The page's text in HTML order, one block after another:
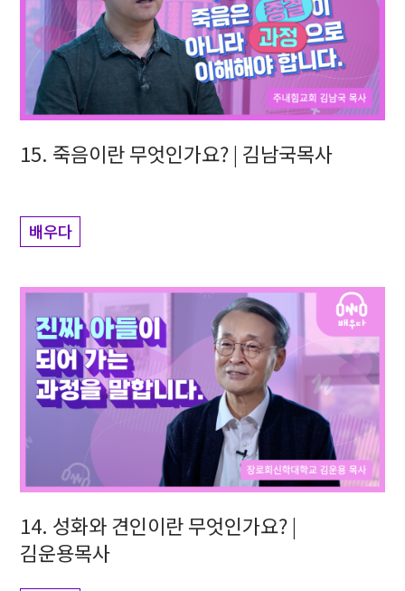
15. 죽음이란 무엇인가요? | 김남국목사
배우다
14. 성화와 견인이란 무엇인가요? |
김운용목사